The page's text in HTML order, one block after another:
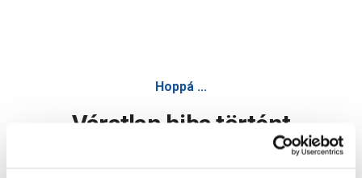
Hoppá ...
Váratlan hiba történt